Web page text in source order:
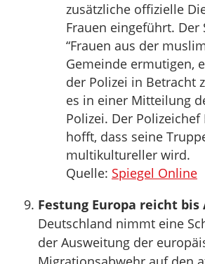
zusätzliche offizielle
Frauen eingeführt. Der
“Frauen aus der
Gemeinde ermutigen,
der Polizei in Betracht
es in einer Mitteilung
Polizei. Der
hofft, dass seine
multikultureller wird.
Quelle: Spiegel Online
Festung Europa reicht bis
Deutschland nimmt eine
der Ausweitung der